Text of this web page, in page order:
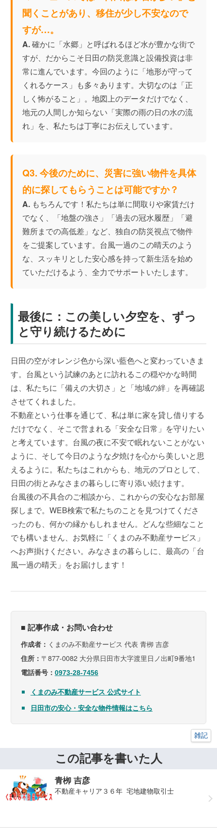
聞くことがあり、移住が少し不安なので
すが…。
A.確かに「水郷」と呼ばれるほど水が豊かな街で
すが、だからこそ日田の防災意識と設備投資は非
常に進んでいます。今回のように「地形が守って
くれるケース」も多々あります。大切なのは「正
しく怖がること」。地図上のデータだけでなく、
地元の人間しか知らない「実際の雨の日の水の流
れ」を、私たちは丁寧にお伝えしています。
Q3. 今後のために、災害に強い物件を具体
的に探してもらうことは可能ですか？
A.もちろんです！私たちは単に間取りや家賃だけ
でなく、「地盤の強さ」「過去の冠水履歴」「避
難所までの高低差」など、独自の防災視点で物件
をご提案しています。台風一過のこの晴天のよう
な、スッキリとした安心感を持って新生活を始め
ていただけるよう、全力でサポートいたします。
最後に：この美しい夕空を、ずっ
と守り続けるために
日田の空がオレンジ色から深い藍色へと変わっていきま
す。台風という試練のあとに訪れるこの穏やかな時間
は、私たちに「備えの大切さ」と「地域の絆」を再確認
させてくれました。
不動産という仕事を通じて、私は単に家を貸し借りする
だけでなく、そこで営まれる「安全な日常」を守りたい
と考えています。台風の夜に不安で眠れないことがない
ように、そして今日のような夕焼けを心から美しいと思
えるように。私たちはこれからも、地元のプロとして、
日田の街とみなさまの暮らしに寄り添い続けます。
台風後の不具合のご相談から、これからの安心なお部屋
探しまで。WEB検索で私たちのことを見つけてくださ
ったのも、何かの縁かもしれません。どんな些細なこと
でも構いません、お気軽に「くまのみ不動産サービス」
へお声掛けください。みなさまの暮らしに、最高の「台
風一過の晴天」をお届けします！
■ 記事作成・お問い合わせ
作成者： くまのみ不動産サービス 代表 青栁 吉彦
住所： 〒877-0082 大分県日田市大字渡里日ノ出町9番地1
電話番号： 0973-28-7456
くまのみ不動産サービス 公式サイト
日田市の安心・安全な物件情報はこちら
雑記
この記事を書いた人
青栁 吉彦
不動産キャリア３６年 宅地建物取引士